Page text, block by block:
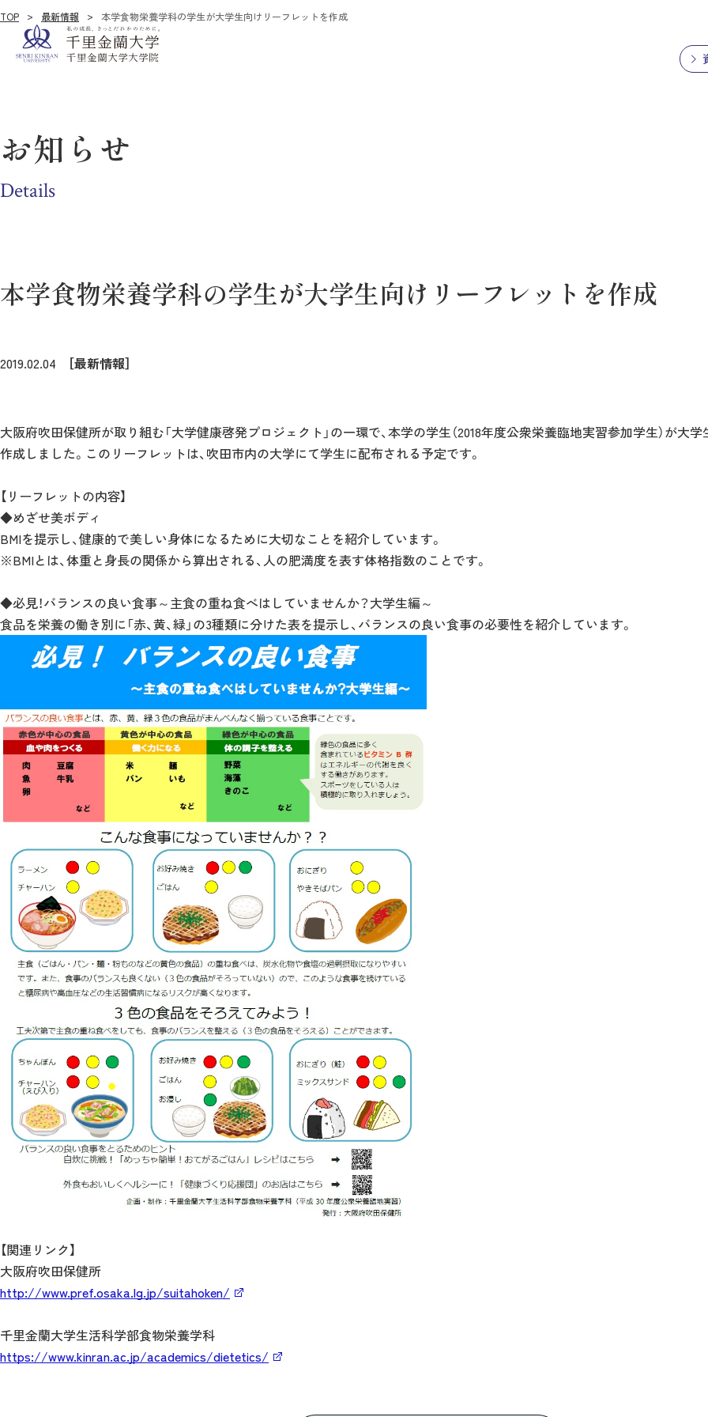
TOP 最新情報 本学食物栄養学科の学生が大学生向けリーフレットを作成
お知らせ
Details
本学食物栄養学科の学生が大学生向けリーフレットを作成
2019.02.04 ［最新情報］
大阪府吹田保健所が取り組む「大学健康啓発プロジェクト」の一環で、本学の学生（2018年度公衆栄養臨地実習参加学生）が大
作成しました。このリーフレットは、吹田市内の大学にて学生に配布される予定です。
【リーフレットの内容】
◆めざせ美ボディ
BMIを提示し、健康的で美しい身体になるために大切なことを紹介しています。
※BMIとは、体重と身長の関係から算出される、人の肥満度を表す体格指数のことです。
◆必見！バランスの良い食事～主食の重ね食べはしていませんか？大学生編～
食品を栄養の働き別に「赤、黄、緑」の3種類に分けた表を提示し、バランスの良い食事の必要性を紹介しています。
【関連リンク】
大阪府吹田保健所
http://www.pref.osaka.lg.jp/suitahoken/
千里金蘭大学生活科学部食物栄養学科
https://www.kinran.ac.jp/academics/dietetics/